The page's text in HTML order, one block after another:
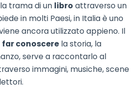
trama di un libro attraverso un
in molti Paesi, in Italia è uno
ancora utilizzato appieno. Il
far conoscere la storia, la
serve a raccontarlo al
immagini, musiche, scene